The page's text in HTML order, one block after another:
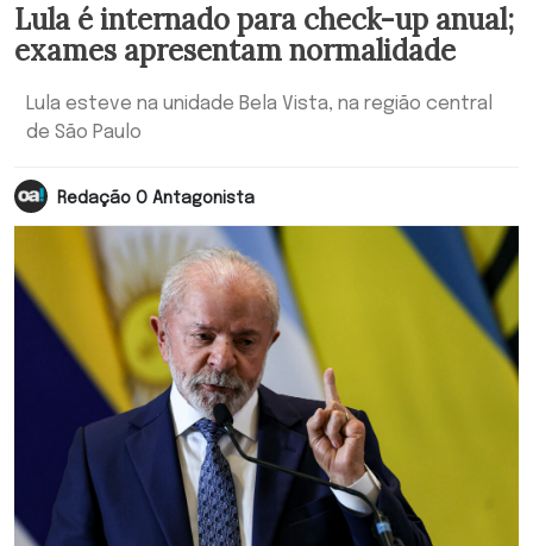
Lula é internado para check-up anual;
exames apresentam normalidade
Lula esteve na unidade Bela Vista, na região central
de São Paulo
Redação O Antagonista